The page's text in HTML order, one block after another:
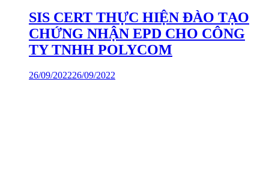
SIS CERT THỰC HIỆN ĐÀO TẠO
CHỨNG NHẬN EPD CHO CÔNG
TY TNHH POLYCOM
26/09/202226/09/2022